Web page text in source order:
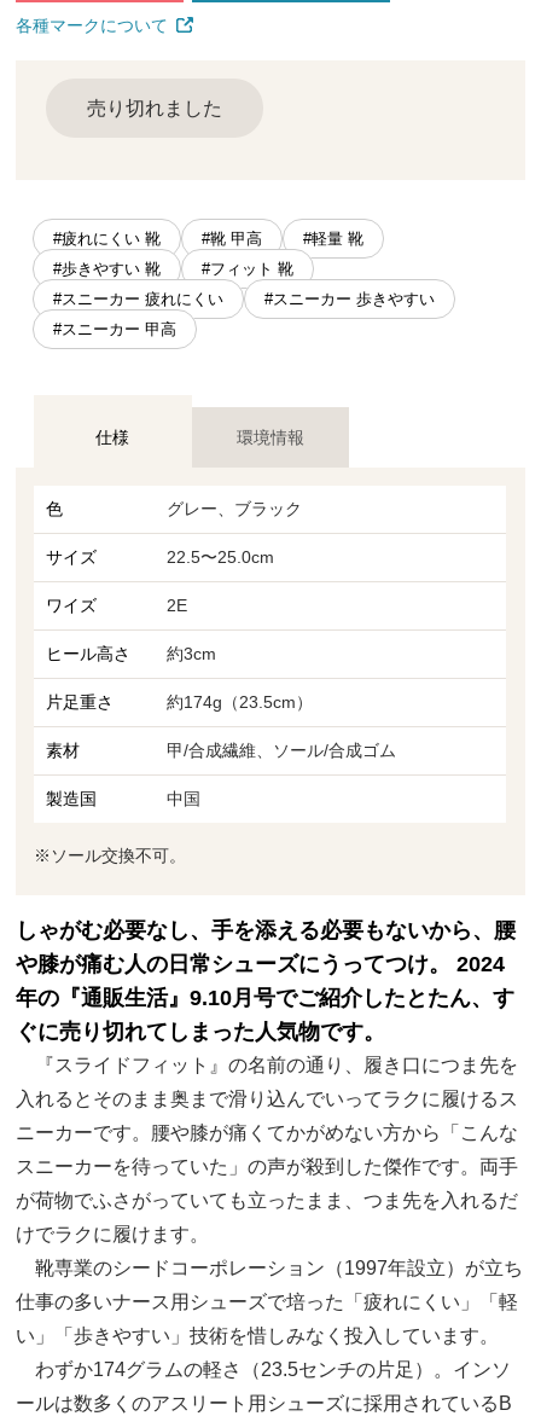
各種マークについて
売り切れました
#疲れにくい 靴 #靴 甲高
#軽量 靴
#歩きやすい 靴
#フィット 靴
#スニーカー 疲れにくい
#スニーカー 歩きやすい
#スニーカー 甲高
仕様 環境情報
色 グレー、ブラック
サイズ 22.5〜25.0cm
ワイズ 2E
ヒール高さ 約3cm
片足重さ 約174g（23.5cm）
素材 甲/合成繊維、ソール/合成ゴム
製造国 中国
※ソール交換不可。
しゃがむ必要なし、手を添える必要もないから、腰
や膝が痛む人の日常シューズにうってつけ。 2024
年の『通販生活』9.10月号でご紹介したとたん、す
ぐに売り切れてしまった人気物です。
『スライドフィット』の名前の通り、履き口につま先を
入れるとそのまま奥まで滑り込んでいってラクに履けるス
ニーカーです。腰や膝が痛くてかがめない方から「こんな
スニーカーを待っていた」の声が殺到した傑作です。両手
が荷物でふさがっていても立ったまま、つま先を入れるだ
けでラクに履けます。
靴専業のシードコーポレーション（1997年設立）が立ち
仕事の多いナース用シューズで培った「疲れにくい」「軽
い」「歩きやすい」技術を惜しみなく投入しています。
わずか174グラムの軽さ（23.5センチの片足）。インソ
ールは数多くのアスリート用シューズに採用されているB